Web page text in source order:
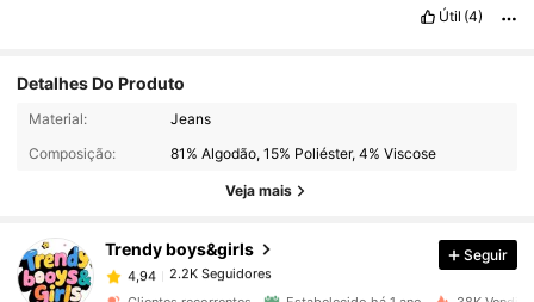
Útil (4)
Detalhes Do Produto
Material:
Jeans
Composição:
81% Algodão, 15% Poliéster, 4% Viscose
Veja mais
Trendy boys&girls
2.2K Seguidores
4,94
2.2K Seguidores
j***6 pago 1 dia atrás
Seguir